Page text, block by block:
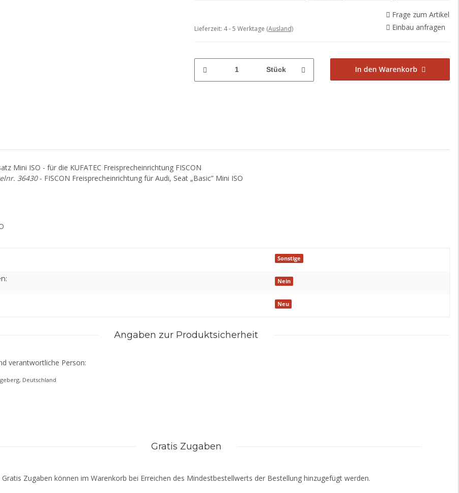
Lieferzeit: 4 - 5 Werktage (Ausland)
Frage zum Artikel
Einbau anfragen
Stück In den Warenkorb
Mini ISO - für die KUFATEC Freisprecheinrichtung FISCON
36430- FISCON Freisprecheinrichtung für Audi, Seat „Basic” Mini ISO
Sonstige
Nein
Neu
Angaben zur Produktsicherheit
verantwortliche Person:
Deutschland
Gratis Zugaben
Gratis Zugaben können im Warenkorb bei Erreichen des Mindestbestellwerts der Bestellung hinzugefügt werden.